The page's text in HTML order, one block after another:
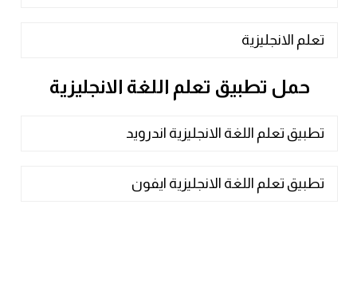
تعلم الانجليزية
حمل تطبيق تعلم اللغة الانجليزية
تطبيق تعلم اللغة الانجليزية اندرويد
تطبيق تعلم اللغة الانجليزية ايفون